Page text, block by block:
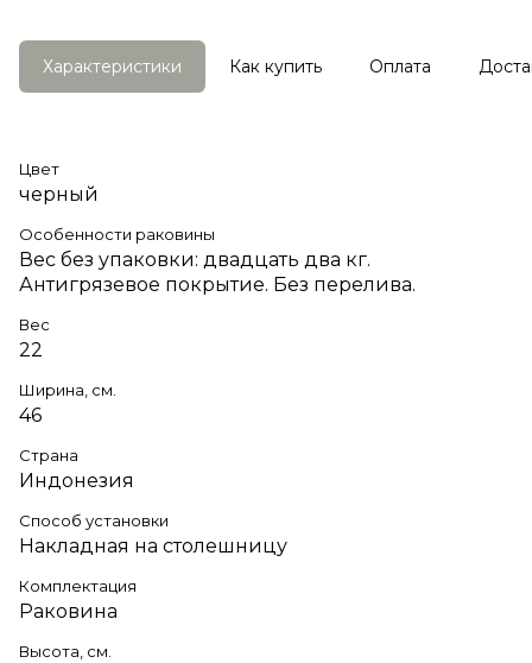
Характеристики Как купить Оплата
Цвет
черный
Особенности раковины
Вес без упаковки: двадцать два кг.
Антигрязевое покрытие. Без перелива.
Вес
22
Ширина, см.
46
Страна
Индонезия
Способ установки
Накладная на столешницу
Комплектация
Раковина
Высота, см.